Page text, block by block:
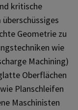
kritische
Geometrie zu
wie
Machining)
Oberflächen
Planschleifen
Maschinisten